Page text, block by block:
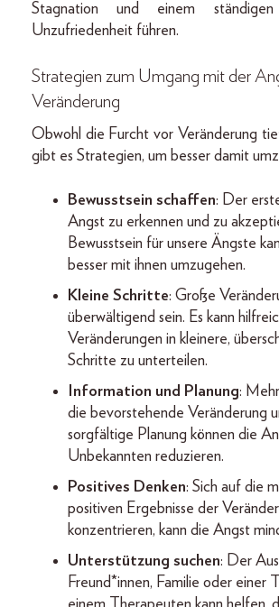
Stagnation und einem
Unzufriedenheit führen.
Strategien zum Umgang mit der
Veränderung
Obwohl die Furcht vor Veränderung
gibt es Strategien, um besser damit
Bewusstsein schaffen: Der
Angst zu erkennen und zu
Bewusstsein für unsere Ängste
besser mit ihnen umzugehen.
Kleine Schritte: Große
überwältigend sein. Es kann
Veränderungen in kleinere,
Schritte zu unterteilen.
Information und Planung:
die bevorstehende Veränderung
sorgfältige Planung können die
Unbekannten reduzieren.
Positives Denken: Sich auf die
positiven Ergebnisse der
konzentrieren, kann die Angst
Unterstützung suchen: Der
Freund*innen, Familie oder einer